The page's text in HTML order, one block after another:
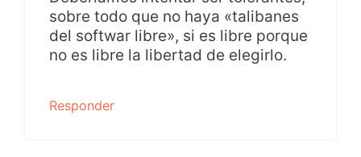
sobre todo que no haya «talibanes
del softwar libre», si es libre porque
no es libre la libertad de elegirlo.
Responder